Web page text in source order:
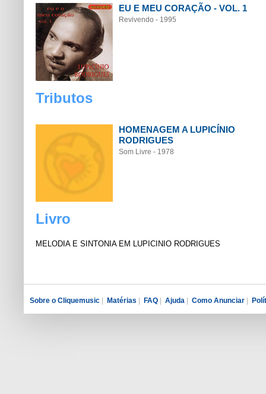
EU E MEU CORAÇÃO - VOL. 1
Revivendo - 1995
Tributos
HOMENAGEM A LUPICÍNIO
RODRIGUES
Som Livre - 1978
Livro
MELODIA E SINTONIA EM LUPICINIO RODRIGUES
Sobre o Cliquemusic Matérias FAQ Ajuda Como Anunciar